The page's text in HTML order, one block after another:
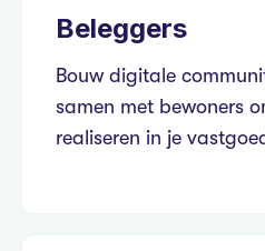
Beleggers
Bouw digitale
samen met bewoners
realiseren in je